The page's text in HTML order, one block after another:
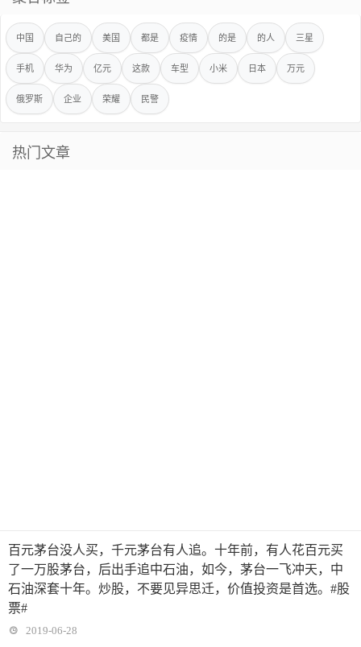
中国 自己的 美国 都是 疫情 的是 的人 三星
手机 华为 亿元 这款 车型 小米 日本 万元
俄罗斯 企业 荣耀 民警
热门文章
百元茅台没人买，千元茅台有人追。十年前，有人花百元买
了一万股茅台，后出手追中石油，如今，茅台一飞冲天，中
石油深套十年。炒股，不要见异思迁，价值投资是首选。#股
票#
2019-06-28